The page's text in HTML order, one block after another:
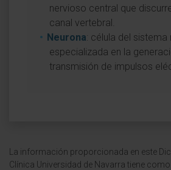
nervioso central que
canal vertebral.
Neurona: célula del sistema
especializada en la
transmisión de impulsos
La información proporcionada en este
Clínica Universidad de Navarra tiene